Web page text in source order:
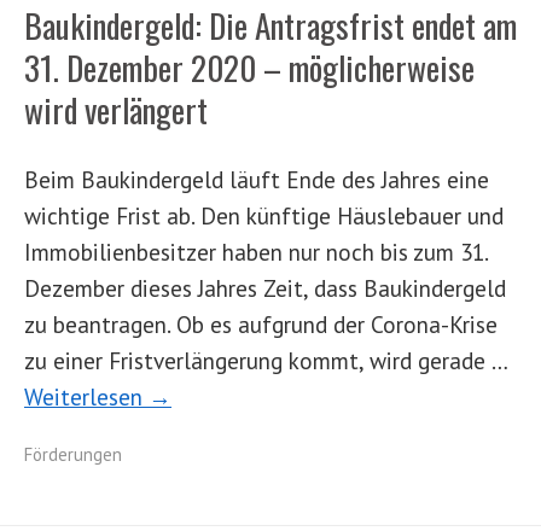
Baukindergeld: Die Antragsfrist endet am
31. Dezember 2020 – möglicherweise
wird verlängert
Beim Baukindergeld läuft Ende des Jahres eine
wichtige Frist ab. Den künftige Häuslebauer und
Immobilienbesitzer haben nur noch bis zum 31.
Dezember dieses Jahres Zeit, dass Baukindergeld
zu beantragen. Ob es aufgrund der Corona-Krise
zu einer Fristverlängerung kommt, wird gerade …
Weiterlesen →
Förderungen